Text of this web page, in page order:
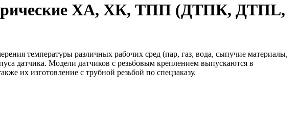
ХА, ХК, ТПП (ДТПК, ДТПL,
температуры различных рабочих сред (пар, газ, вода, сыпучие материалы,
датчика. Модели датчиков с резьбовым креплением выпускаются в
их изготовление с трубной резьбой по спецзаказу.